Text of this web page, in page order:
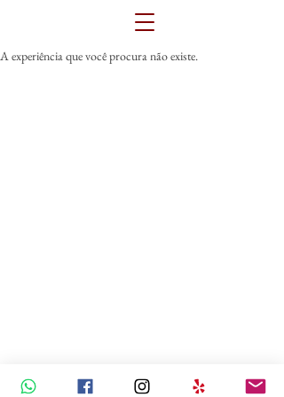
A experiência que você procura não existe.